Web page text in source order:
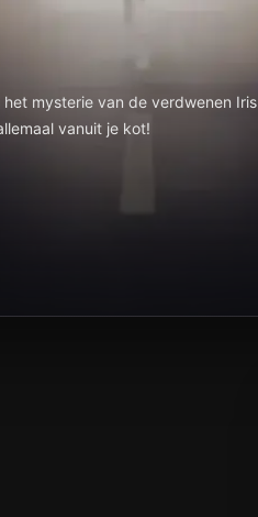
mysterie van de verdwenen Iris
vanuit je kot!